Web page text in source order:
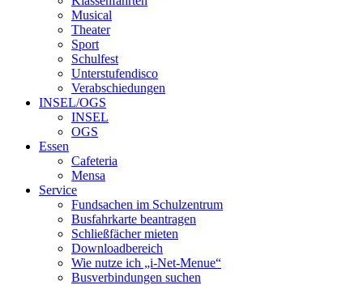
Musical
Theater
Sport
Schulfest
Unterstufendisco
Verabschiedungen
INSEL/OGS
INSEL
OGS
Essen
Cafeteria
Mensa
Service
Fundsachen im Schulzentrum
Busfahrkarte beantragen
Schließfächer mieten
Downloadbereich
Wie nutze ich „i-Net-Menue“
Busverbindungen suchen